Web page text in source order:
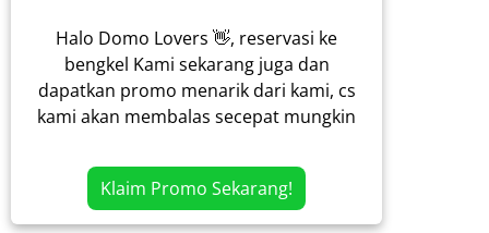
Halo Domo Lovers 👋, reservasi ke
bengkel Kami sekarang juga dan
dapatkan promo menarik dari kami, cs
kami akan membalas secepat mungkin
Klaim Promo Sekarang!